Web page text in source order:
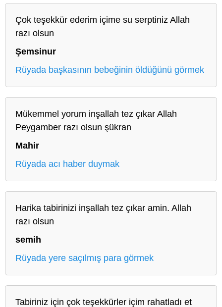
Çok teşekkür ederim içime su serptiniz Allah
razı olsun
Şemsinur
Rüyada başkasının bebeğinin öldüğünü görmek
Mükemmel yorum inşallah tez çıkar Allah
Peygamber razı olsun şükran
Mahir
Rüyada acı haber duymak
Harika tabirinizi inşallah tez çıkar amin. Allah
razı olsun
semih
Rüyada yere saçılmış para görmek
Tabiriniz için çok teşekkürler içim rahatladı et